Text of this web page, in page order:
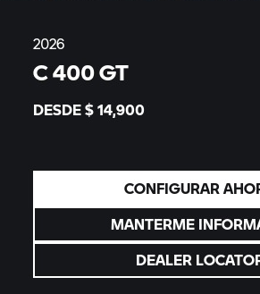
2026
C 400 GT
DESDE $14,900
CONFIGURAR
MANTERME
DEALER